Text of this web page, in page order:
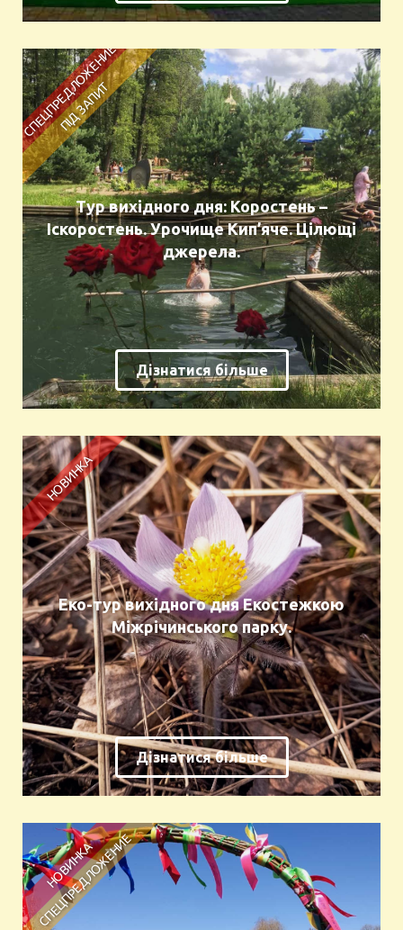
Тур вихідного дня: Коростень –
Іскоростень. Урочище Кип’яче. Цілющі
джерела.
Дізнатися більше
Еко-тур вихідного дня Екостежкою
Міжрічинського парку.
Дізнатися більше